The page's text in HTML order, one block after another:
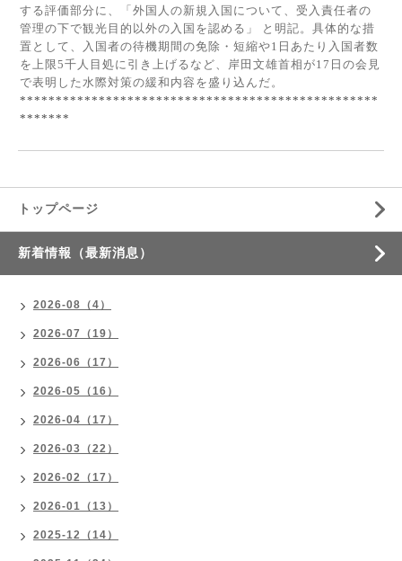
する評価部分に、「外国人の新規入国について、受入責任者の
管理の下で観光目的以外の入国を認める」 と明記。具体的な措
置として、入国者の待機期間の免除・短縮や1 日あたり入国者数
を上限5千人目処に引き上げるなど、岸田文雄首相が17 日の会見
で表明した水際対策の緩和内容を盛り込んだ。
**************************************************
*******
トップページ
新着情報（最新消息）
2026-08（4）
2026-07（19）
2026-06（17）
2026-05（16）
2026-04（17）
2026-03（22）
2026-02（17）
2026-01（13）
2025-12（14）